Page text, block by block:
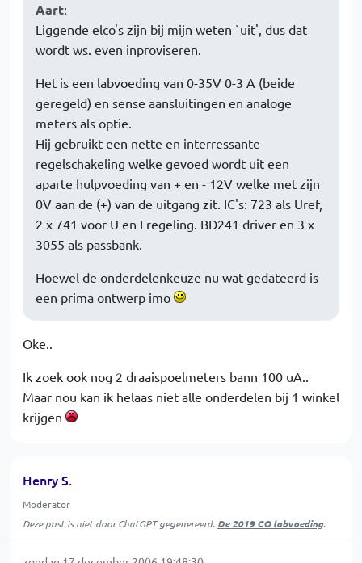
Aart:
Liggende elco's zijn bij mijn weten `uit', dus dat
wordt ws. even inproviseren.
Het is een labvoeding van 0-35V 0-3 A (beide
geregeld) en sense aansluitingen en analoge
meters als optie.
Hij gebruikt een nette en interressante
regelschakeling welke gevoed wordt uit een
aparte hulpvoeding van + en - 12V welke met zijn
0V aan de (+) van de uitgang zit. IC's: 723 als Uref,
2 x 741 voor U en I regeling. BD241 driver en 3 x
3055 als passbank.
Hoewel de onderdelenkeuze nu wat gedateerd is
een prima ontwerp imo
Oke..
Ik zoek ook nog 2 draaispoelmeters bann 100 uA..
Maar nou kan ik helaas niet alle onderdelen bij 1 winkel
krijgen
Henry S.
Moderator
Deze post is niet door ChatGPT gegenereerd. De 2019 CO labvoeding.